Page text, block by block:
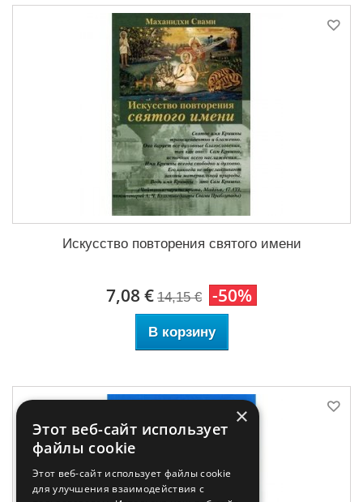
Искусство повторения святого имени
7,08 € 14,15 € -50%
В корзину
×
Этот веб-сайт использует
файлы cookie
Этот веб-сайт использует файлы cookie
для улучшения взаимодействия с